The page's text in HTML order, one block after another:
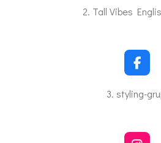
c
o
k
2. Tall Vibes
F
a
c
e
o
3. styling-